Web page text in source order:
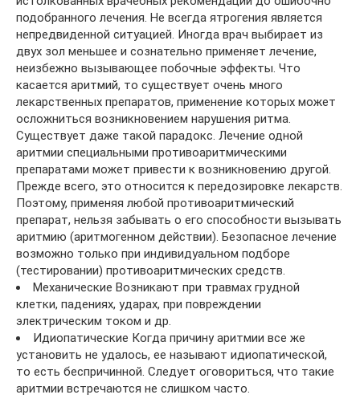
подобранного лечения. Не всегда ятрогения является
непредвиденной ситуацией. Иногда врач выбирает из
двух зол меньшее и сознательно применяет лечение,
неизбежно вызывающее побочные эффекты. Что
касается аритмий, то существует очень много
лекарственных препаратов, применение которых может
осложниться возникновением нарушения ритма.
Существует даже такой парадокс. Лечение одной
аритмии специальными противоаритмическими
препаратами может привести к возникновению другой.
Прежде всего, это относится к передозировке лекарств.
Поэтому, применяя любой противоаритмический
препарат, нельзя забывать о его способности вызывать
аритмию (аритмогенном действии). Безопасное лечение
возможно только при индивидуальном подборе
(тестировании) противоаритмических средств.
Механические Возникают при травмах грудной
клетки, падениях, ударах, при повреждении
электрическим током и др.
Идиопатические Когда причину аритмии все же
установить не удалось, ее называют идиопатической,
то есть беспричинной. Следует оговориться, что такие
аритмии встречаются не слишком часто.